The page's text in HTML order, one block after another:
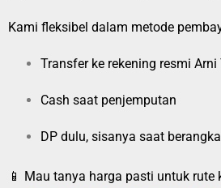
Kami fleksibel dalam metode
Transfer ke rekening resmi Arni
Cash saat penjemputan
DP dulu, sisanya saat
📱 Mau tanya harga pasti untuk rute